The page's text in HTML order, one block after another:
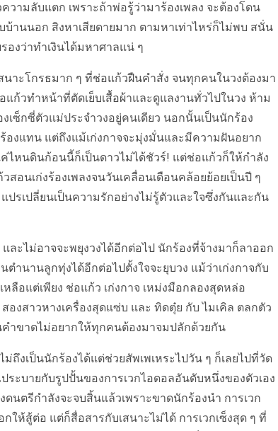
ามลับแตก เพราะถ้าพ่อรู้ว่ามาร้องเพลง จะต้องโดน
านนอก สิงหาเสียดายมาก ตามหาเท่าไหร่ก็ไม่พบ สนั่น
องว่าทำเงินได้มหาศาลแน่ ๆ
นาะโกรธมาก ๆ ที่ช่อแก้วฝืนคำสั่ง จนทุกคนในวงต้องมา
วทำหน้าที่ตัดเย็บเสื้อผ้าและดูแลงานทั่วไปในวง ห้าม
ซ็กซี่ตัวแม่ประจำวงอยู่คนเดียว นอกนั้นเป็นนักร้อง
องแทน แต่ถึงแม้เก่งกาจจะมุ่งมั่นและมีความฝันอยาก
ไหนดินก้อนนี้ก็เป็นดาวไม่ได้ชัวร์! แต่ช่อแก้วก็ให้กำลัง
สอนเก่งร้องเพลงจนวันเคลื่อนเดือนคล้อยย้อยเป็นปี ๆ
รเปลี่ยนเป็นความรักอย่างไม่รู้ตัวและใจซึ่งกันและกัน
และไม่อาจจะพยุงวงได้อีกต่อไป นักร้องที่จ้างมาก็ลาออก
ำนานลูกทุ่งได้อีกต่อไปตั้งใจจะยุบวง แม้ว่าเก่งกาจกับ
ลือแต่เพียง ช่อแก้ว เก่งกาจ เหม่งมือกลองสุดหล่อ
งสาวหางเครื่องสุดแซ่บ และ ทิดตุ๋ย กับ ไมเคิล ตลกตัว
ำขาดไม่อยากให้ทุกคนต้องมาจมปลักด้วยกัน
ถึงเป็นนักร้องได้แต่ช่วยสัพเพเหระไปวัน ๆ ก็เลยไปที่วัด
ระบายกับรูปปั้นของการเวกไอดอลอันดับหนึ่งของตัวเอง
นตรีกำลังจะจบสิ้นแล้วเพราะขาดนักร้องนำ การเวก
ห้สู้ต่อ แต่ก็สื่อสารกับเสนาะไม่ได้ การเวกเซ็งสุด ๆ ที่